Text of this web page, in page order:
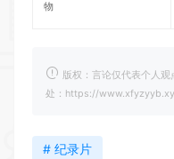
物
版权：言论仅代表个人
处：https://
# 纪录片